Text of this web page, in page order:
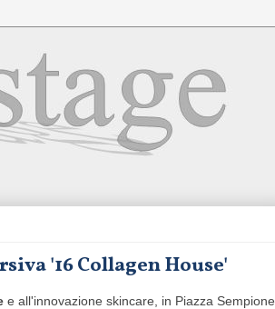
'16 Collagen House'
e all'innovazione skincare, in Piazza Sempione